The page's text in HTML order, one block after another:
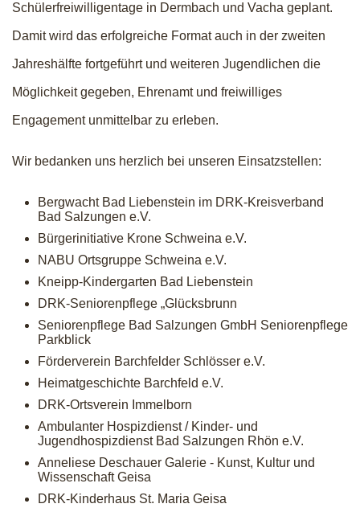
Schülerfreiwilligentage in Dermbach und Vacha geplant.
Damit wird das erfolgreiche Format auch in der zweiten
Jahreshälfte fortgeführt und weiteren Jugendlichen die
Möglichkeit gegeben, Ehrenamt und freiwilliges
Engagement unmittelbar zu erleben.
Wir bedanken uns herzlich bei unseren Einsatzstellen:
Bergwacht Bad Liebenstein im DRK-Kreisverband
Bad Salzungen e.V.
Bürgerinitiative Krone Schweina e.V.
NABU Ortsgruppe Schweina e.V.
Kneipp-Kindergarten Bad Liebenstein
DRK-Seniorenpflege „Glücksbrunn
Seniorenpflege Bad Salzungen GmbH Seniorenpflege
Parkblick
Förderverein Barchfelder Schlösser e.V.
Heimatgeschichte Barchfeld e.V.
DRK-Ortsverein Immelborn
Ambulanter Hospizdienst / Kinder- und
Jugendhospizdienst Bad Salzungen Rhön e.V.
Anneliese Deschauer Galerie - Kunst, Kultur und
Wissenschaft Geisa
DRK-Kinderhaus St. Maria Geisa